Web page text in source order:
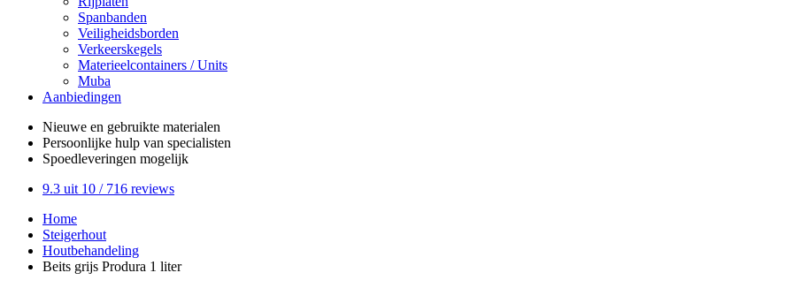
Spanbanden
Veiligheidsborden
Verkeerskegels
Materieelcontainers / Units
Muba
Aanbiedingen
Nieuwe en gebruikte materialen
Persoonlijke hulp van specialisten
Spoedleveringen mogelijk
9.3 uit 10 / 716 reviews
Home
Steigerhout
Houtbehandeling
Beits grijs Produra 1 liter